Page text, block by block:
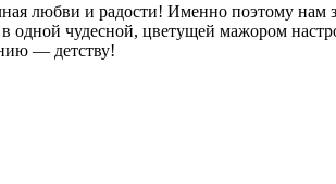
любви и радости! Именно поэтому
чудесной, цветущей мажором
— детству!